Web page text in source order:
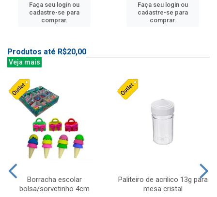
Faça seu login ou
cadastre-se para
comprar.
Faça seu login ou
cadastre-se para
comprar.
Produtos até R$20,00
Veja mais
Borracha escolar
bolsa/sorvetinho 4cm
Paliteiro de acrilico 13g para
mesa cristal